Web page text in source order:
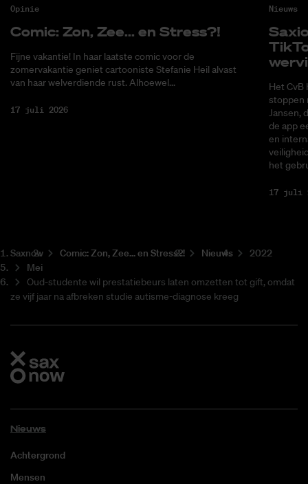
Opinie
Co­mic: Zon, Zee... en Stress?!
Fijne vakantie! In haar laatste comic voor de
zomervakantie geniet cartooniste Stefanie Heil alvast
van haar welverdiende rust. Alhoewel...
17 juli 2026
Nieuws
Het CvB
stoppen
Jansen,
de app
en
het
17 juli
Saxnow Co­mic: Zon, Zee... en Stress?! Nieuws
2022
Mei
Oud-studente wil prestatiebeurs laten omzetten tot gift, omdat
ze vijf jaar na afbreken studie autisme-diagnose kreeg
Nieuws
Achtergrond
Mensen